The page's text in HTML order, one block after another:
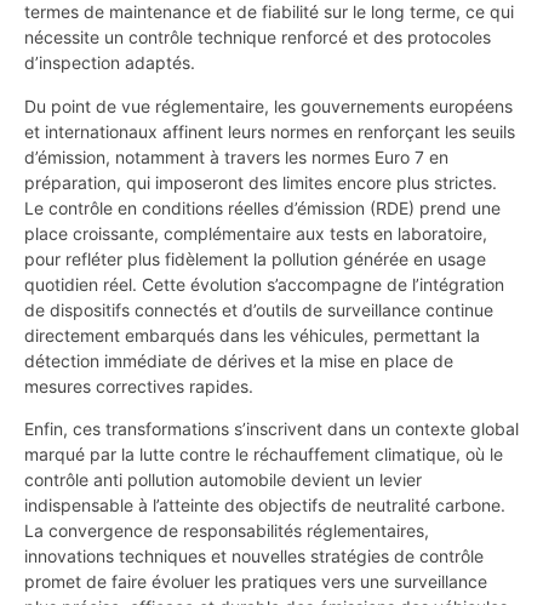
termes de maintenance et de fiabilité sur le long terme, ce qui
nécessite un contrôle technique renforcé et des protocoles
d’inspection adaptés.
Du point de vue réglementaire, les gouvernements européens
et internationaux affinent leurs normes en renforçant les seuils
d’émission, notamment à travers les normes Euro 7 en
préparation, qui imposeront des limites encore plus strictes.
Le contrôle en conditions réelles d’émission (RDE) prend une
place croissante, complémentaire aux tests en laboratoire,
pour refléter plus fidèlement la pollution générée en usage
quotidien réel. Cette évolution s’accompagne de l’intégration
de dispositifs connectés et d’outils de surveillance continue
directement embarqués dans les véhicules, permettant la
détection immédiate de dérives et la mise en place de
mesures correctives rapides.
Enfin, ces transformations s’inscrivent dans un contexte global
marqué par la lutte contre le réchauffement climatique, où le
contrôle anti pollution automobile devient un levier
indispensable à l’atteinte des objectifs de neutralité carbone.
La convergence de responsabilités réglementaires,
innovations techniques et nouvelles stratégies de contrôle
promet de faire évoluer les pratiques vers une surveillance